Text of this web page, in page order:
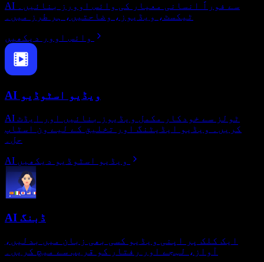
AI سے فوراً انسانی معیار کی وائس اوورز بنائیں۔
ٹیکسٹ، ویڈیوز، وضاحتیں، ہر طرز میں۔
وائس اوور دیکھیں
AI ویڈیو اسٹوڈیو
AI ٹولز سے خودکار مکمل ویڈیوز بنائیں اور ایڈٹ
کریں۔ ویڈیو ایڈیٹنگ اور تخلیق کے لیے ون اسٹاپ
حل۔
AI ویڈیو اسٹوڈیو دیکھیں
AI ڈبنگ
ایک کلک پر اپنی ویڈیو کسی بھی زبان میں بدلیں،
آواز، لہجے اور رفتار کو قریب سے میچ کریں۔